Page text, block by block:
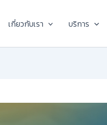
เกี่ยวกับเรา บริการ